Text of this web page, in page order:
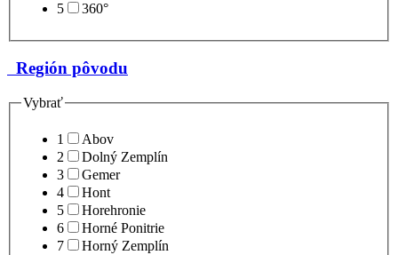
5
360°
Región pôvodu
Vybrať
1
Abov
2
Dolný Zemplín
3
Gemer
4
Hont
5
Horehronie
6
Horné Ponitrie
7
Horný Zemplín